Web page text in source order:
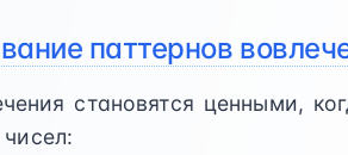
паттернов
становятся ценными,